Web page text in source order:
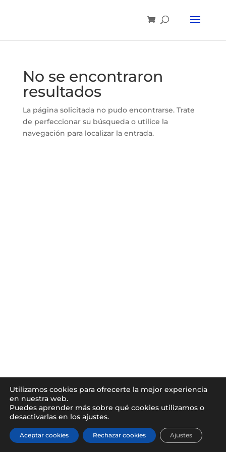
No se encontraron
resultados
La página solicitada no pudo encontrarse. Trate
de perfeccionar su búsqueda o utilice la
navegación para localizar la entrada.
Utilizamos cookies para ofrecerte la mejor experiencia
en nuestra web.
Puedes aprender más sobre qué cookies utilizamos o
desactivarlas en los ajustes.
Aceptar cookies Rechazar cookies Ajustes